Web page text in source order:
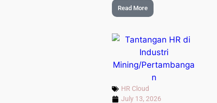
Read More
HR Cloud
July 13, 2026